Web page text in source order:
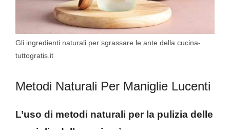
Gli ingredienti naturali per sgrassare le ante della cucina-
tuttogratis.it
Metodi Naturali Per Maniglie Lucenti
L’uso di metodi naturali per la pulizia delle